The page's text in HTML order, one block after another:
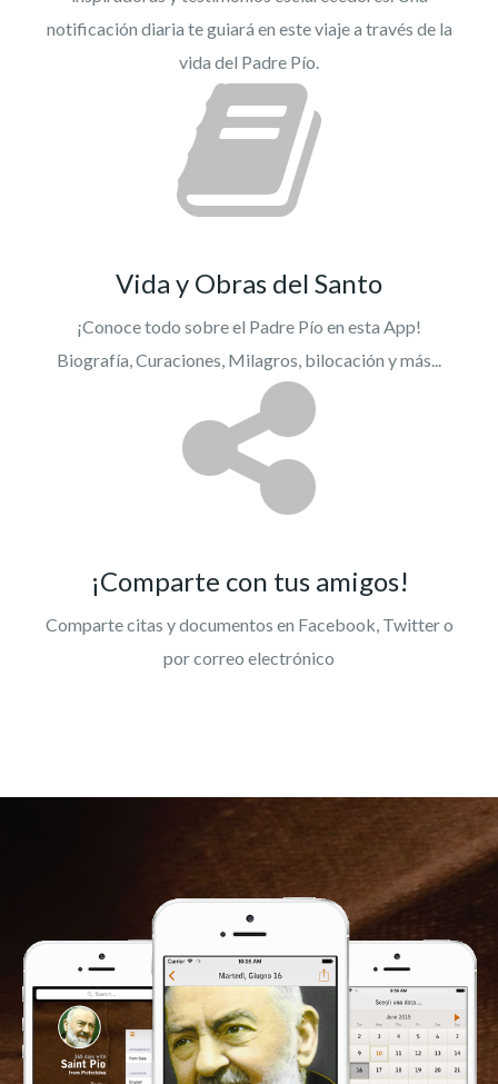
notificación diaria te guiará en este viaje a través de la
vida del Padre Pío.
Vida y Obras del Santo
¡Conoce todo sobre el Padre Pío en esta App!
Biografía, Curaciones, Milagros, bilocación y más...
¡Comparte con tus amigos!
Comparte citas y documentos en Facebook, Twitter o
por correo electrónico